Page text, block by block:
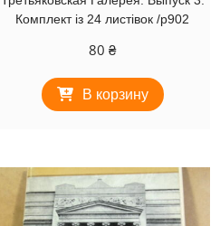
Комплект із 24 листівок /р902
80₴
В корзину